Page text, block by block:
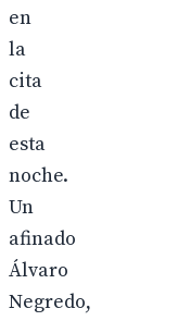
en
la
cita
de
esta
noche.
Un
afinado
Álvaro
Negredo,